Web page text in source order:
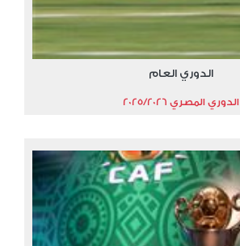
الدوري العام
الدوري المصري 2025/2026